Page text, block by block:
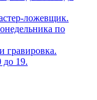
ложевщик.
по
гравировка.
до 19.